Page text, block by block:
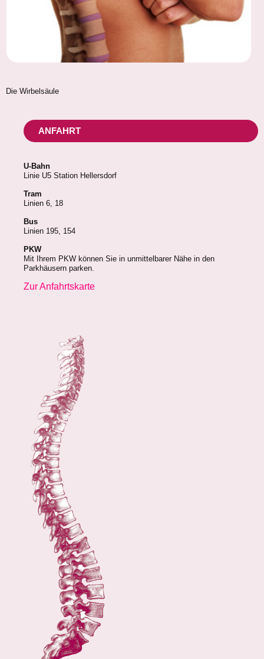
Die Wirbelsäule
ANFAHRT
U-Bahn
Linie U5 Station Hellersdorf
Tram
Linien 6, 18
Bus
Linien 195, 154
PKW
Mit Ihrem PKW können Sie in unmittelbarer Nähe in den
Parkhäusern parken.
Zur Anfahrtskarte